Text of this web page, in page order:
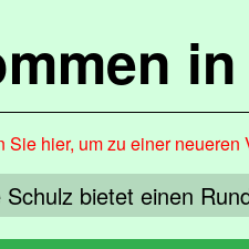
Sie hier, um zu einer
Schulz bietet einen